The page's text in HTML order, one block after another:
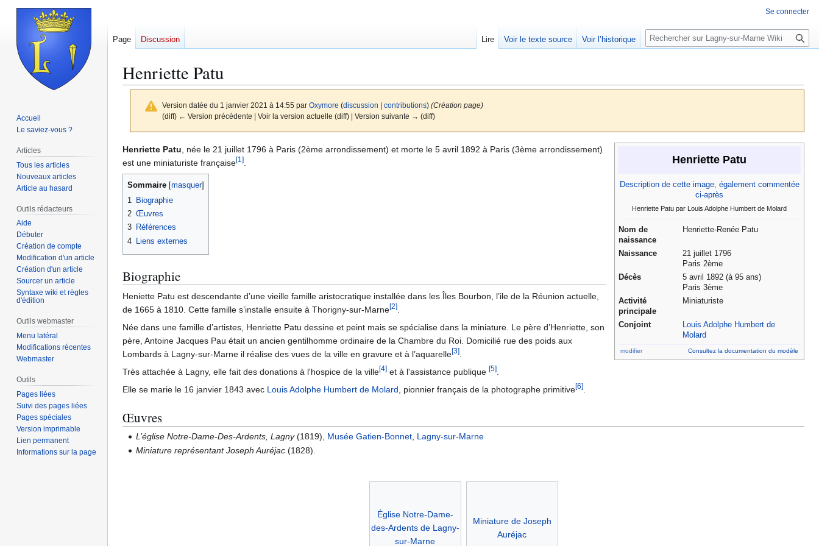
Henriette Patu
Version datée du 1 janvier 2021 à 14:55 par Oxymore (discussion contributions) (Création page)
(diff) ← Version précédente | Voir la version actuelle (diff) | Version suivante → (diff)
Aller
à
la
navigation
Aller
à
la
recherche
Henriette Patu
Description de cette image, également commentée
ci-après
Henriette Patu par Louis Adolphe Humbert de Molard
Nom de
naissance
Henriette-Renée Patu
Naissance
21 juillet 1796
Paris 2ème
Décès
5 avril 1892 (à 95 ans)
Paris 3ème
Activité
principale
Miniaturiste
Conjoint
Louis Adolphe Humbert de
Molard
modifier Consultez la documentation du modèle
Henriette Patu , née le 21 juillet 1796 à Paris (2ème arrondissement) et morte le 5 avril 1892 à Paris (3ème arrondissement)
est une miniaturiste française[1 ]
Sommaire
1
Biographie
2 Œuvres
3 Références
4 Liens externes
Biographie
Heniette Patu est descendante d’une vieille famille aristocratique installée dans les Îles Bourbon, l’ile de la Réunion actuelle,
de 1665 à 1810. Cette famille s’installe ensuite à Thorigny-sur-Marne[2]
Née dans une famille d’artistes, Henriette Patu dessine et peint mais se spécialise dans la miniature. Le père d’Henriette, son
père, Antoine Jacques Pau était un ancien gentilhomme ordinaire de la Chambre du Roi. Domicilié rue des poids aux
Lombards à Lagny-sur-Marne il réalise des vues de la ville en gravure et à l’aquarelle[3]
Très attachée à Lagny, elle fait des donations à l'hospice de la ville[4] et à l'assistance publique [5]
Elle se marie le 16 janvier 1843 avec Louis Adolphe Humbert de Molard , pionnier français de la photographe primitive[6]
Œuvres
L’église Notre-Dame-Des-Ardents, Lagny(1819), Musée Gatien-Bonnet Lagny-sur-Marne
Miniature représentant Joseph Auréjac (1828).
Église Notre-Dame-
des-Ardents de Lagny-
sur-Marne
Miniature de Joseph
Auréjac
Se connecter
Page Discussion Lire Voir le texte source Voir l’historique
R
e
e
h
e
Accueil
Le saviez-vous ?
Articles
Tous les articles
Nouveaux articles
Article au hasard
Outils rédacteurs
Aide
Débuter
Création de compte
Modification d'un article
Création d'un article
Sourcer un article
Syntaxe wiki et règles
d'édition
Outils webmaster
Menu latéral
Modifications récentes
Webmaster
Outils
Pages liées
Suivi des pages liées
Pages spéciales
Version imprimable
Lien permanent
Informations sur la page